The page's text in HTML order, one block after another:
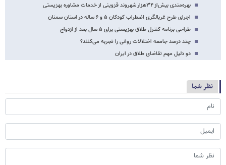
بهره‌مندی بیش‌از ۳۴هزار شهروند قزوینی از خدمات مشاوره بهزیستی
اجرای طرح غربالگری اضطراب کودکان ۵ و ۶ ساله در استان سمنان
طراحی برنامه کنترل طلاق بهزیستی برای ۵ سال بعد از ازدواج
چند درصد جامعه اختلالات روانی را تجربه می‌کنند؟
دو دلیل مهم تقاضای طلاق در ایران
نظر شما